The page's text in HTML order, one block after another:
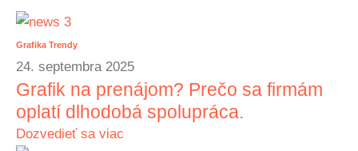
Grafika Trendy
24. septembra 2025
Grafik na prenájom? Prečo sa firmám
oplatí dlhodobá spolupráca.
Dozvedieť sa viac